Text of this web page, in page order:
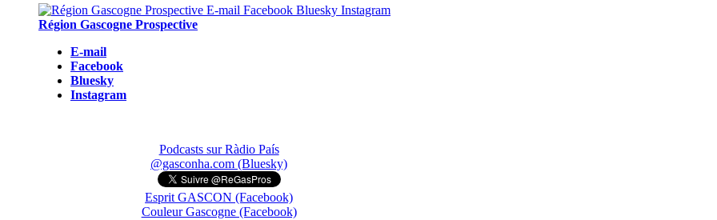
Région Gascogne Prospective
E-mail
Facebook
Bluesky
Instagram
Podcasts sur Ràdio País
@gasconha.com (Bluesky)
Esprit GASCON (Facebook)
Couleur Gascogne (Facebook)